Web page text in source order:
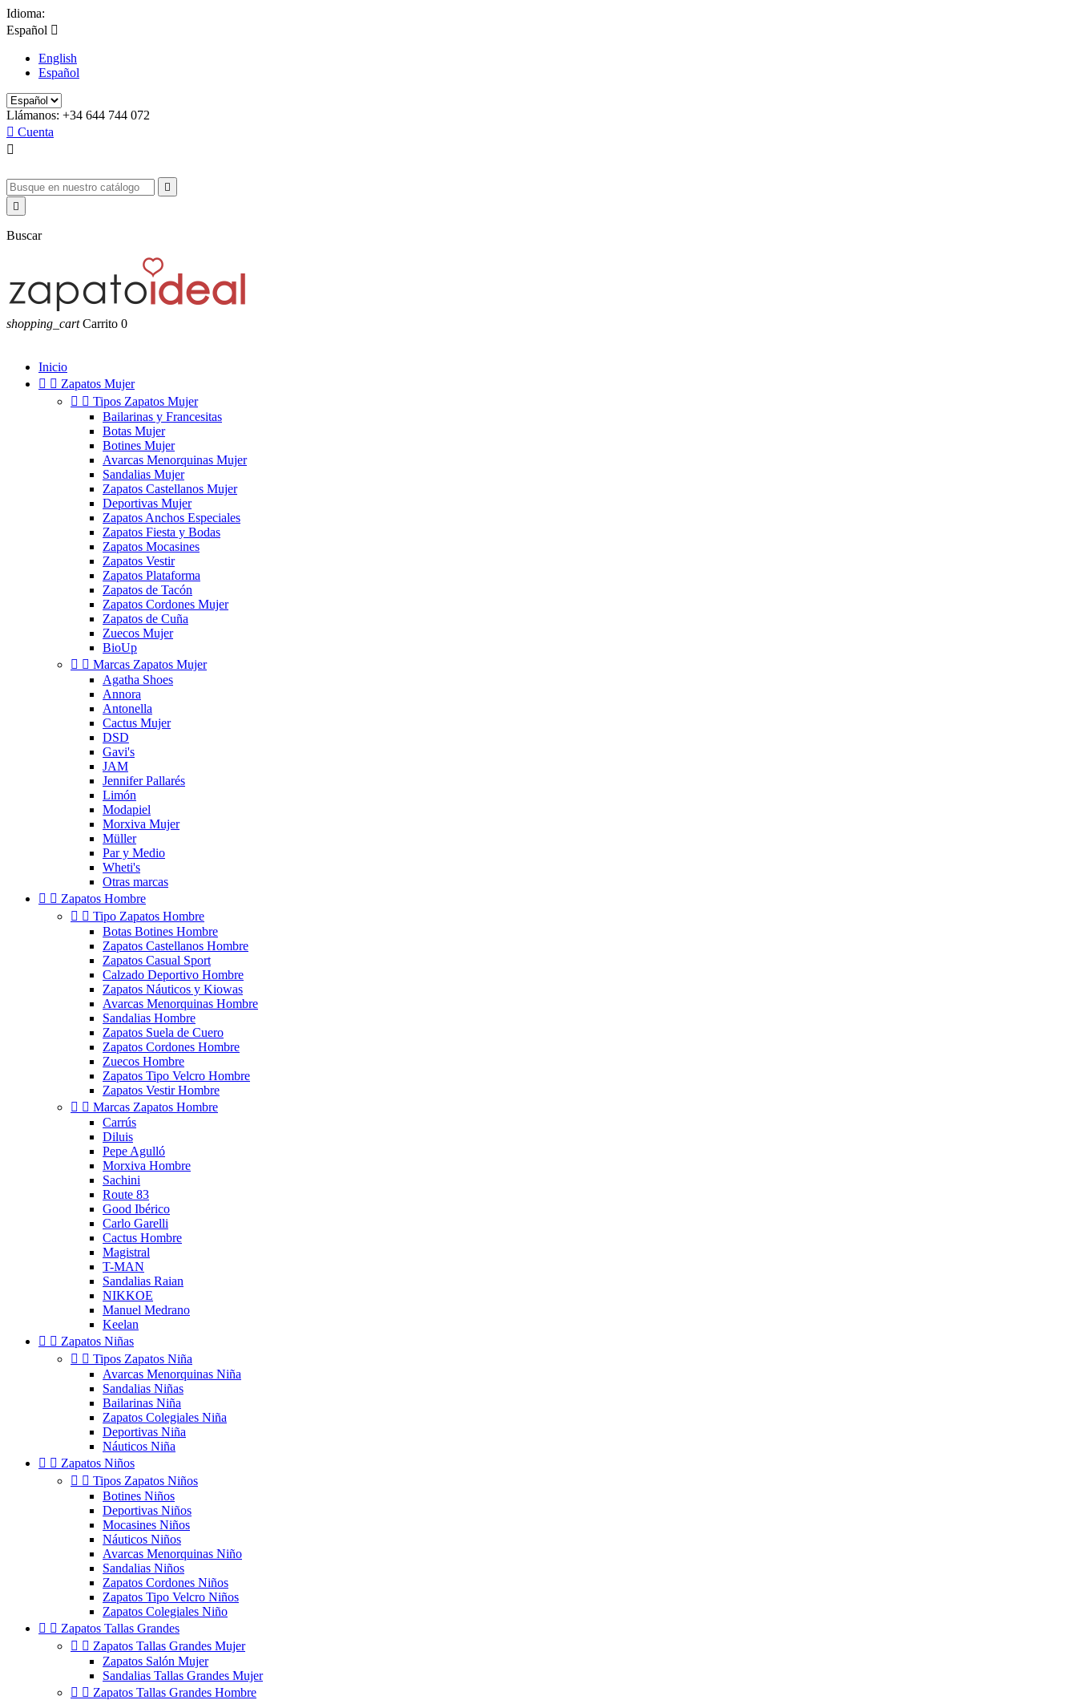
Idioma:
Español 
English
Español
Llámanos: +34 644 744 072
 Cuenta



Buscar
shopping_cart Carrito 0
Inicio
  Zapatos Mujer
  Tipos Zapatos Mujer
Bailarinas y Francesitas
Botas Mujer
Botines Mujer
Avarcas Menorquinas Mujer
Sandalias Mujer
Zapatos Castellanos Mujer
Deportivas Mujer
Zapatos Anchos Especiales
Zapatos Fiesta y Bodas
Zapatos Mocasines
Zapatos Vestir
Zapatos Plataforma
Zapatos de Tacón
Zapatos Cordones Mujer
Zapatos de Cuña
Zuecos Mujer
BioUp
  Marcas Zapatos Mujer
Agatha Shoes
Annora
Antonella
Cactus Mujer
DSD
Gavi's
JAM
Jennifer Pallarés
Limón
Modapiel
Morxiva Mujer
Müller
Par y Medio
Wheti's
Otras marcas
  Zapatos Hombre
  Tipo Zapatos Hombre
Botas Botines Hombre
Zapatos Castellanos Hombre
Zapatos Casual Sport
Calzado Deportivo Hombre
Zapatos Náuticos y Kiowas
Avarcas Menorquinas Hombre
Sandalias Hombre
Zapatos Suela de Cuero
Zapatos Cordones Hombre
Zuecos Hombre
Zapatos Tipo Velcro Hombre
Zapatos Vestir Hombre
  Marcas Zapatos Hombre
Carrús
Diluis
Pepe Agulló
Morxiva Hombre
Sachini
Route 83
Good Ibérico
Carlo Garelli
Cactus Hombre
Magistral
T-MAN
Sandalias Raian
NIKKOE
Manuel Medrano
Keelan
  Zapatos Niñas
  Tipos Zapatos Niña
Avarcas Menorquinas Niña
Sandalias Niñas
Bailarinas Niña
Zapatos Colegiales Niña
Deportivas Niña
Náuticos Niña
  Zapatos Niños
  Tipos Zapatos Niños
Botines Niños
Deportivas Niños
Mocasines Niños
Náuticos Niños
Avarcas Menorquinas Niño
Sandalias Niños
Zapatos Cordones Niños
Zapatos Tipo Velcro Niños
Zapatos Colegiales Niño
  Zapatos Tallas Grandes
  Zapatos Tallas Grandes Mujer
Zapatos Salón Mujer
Sandalias Tallas Grandes Mujer
  Zapatos Tallas Grandes Hombre